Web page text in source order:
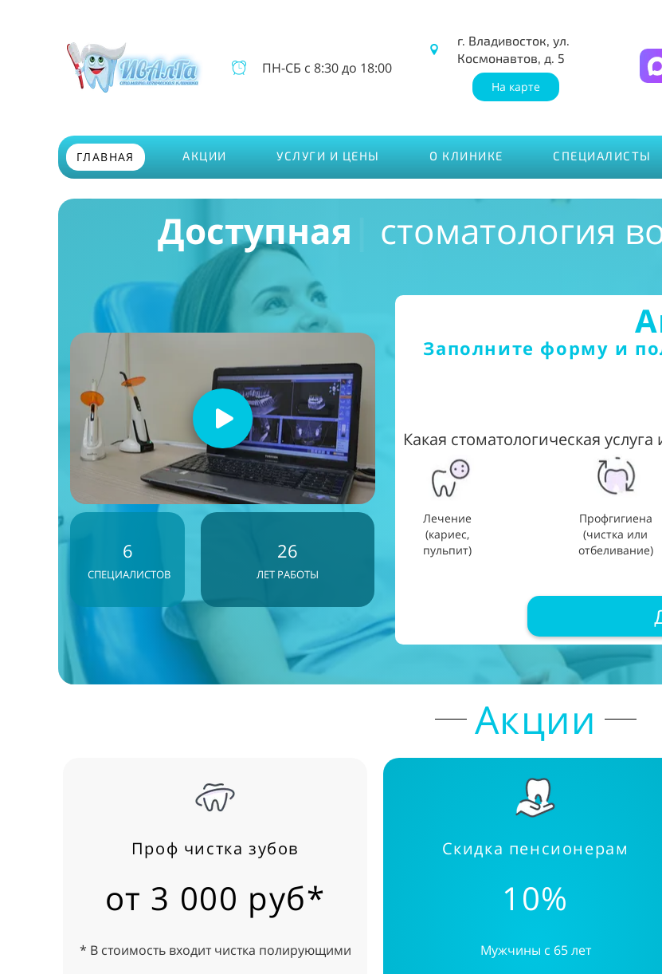
ПН-СБ с 8:30 до 18:00
г. Владивосток, ул.
Космонавтов, д. 5
На карте
ГЛАВНАЯ АКЦИИ УСЛУГИ И ЦЕНЫ О КЛИНИКЕ СПЕЦИАЛИСТЫ
Доступная стоматология
6
СПЕЦИАЛИСТОВ
26
ЛЕТ РАБОТЫ
Заполните форму и
Какая стоматологическая услуга
Лечение
(кариес,
пульпит)
Профгигиена
(чистка или
отбеливание)
Акции
Проф чистка зубов
от 3 000 руб*
* В стоимость входит чистка полирующими
Скидка пенсионерам
10%
Мужчины с 65 лет